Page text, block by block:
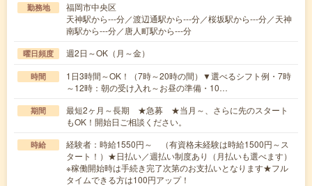
勤務地
福岡市中央区
天神駅から---分／渡辺通駅から---分／桜坂駅から---分／天神
南駅から---分／唐人町駅から---分
曜日頻度 週2日～OK（月～金）
時間
1日3時間～OK！（7時～20時の間）▼選べるシフト例・7時
～12時：朝の受け入れ～お昼の準備・10…
期間
最短2ヶ月～長期 ★急募 ★当月～、さらに先のスタート
もOK！開始日ご相談ください。
時給
経験者：時給1550円～ （有資格未経験は時給1500円～ス
タート！）★日払い／週払い制度あり（月払いも選べます）
※稼働開始時は手続き完了次第のお支払いとなります★フル
タイムできる方は100円アップ！